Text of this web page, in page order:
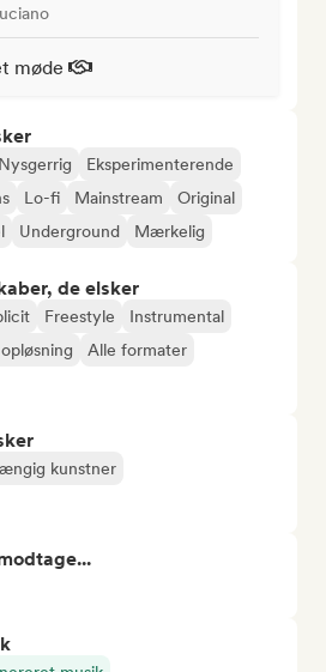
møde
Nysgerrig
Eksperimenterende
Lo-fi Mainstream
Original
Underground Mærkelig
de elsker
Freestyle
Instrumental
Alle formater
kunstner